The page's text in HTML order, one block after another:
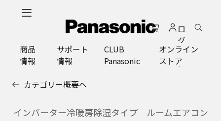
ロ
グ
イ
ン
商品
情報
サポート
情報
CLUB
Panasonic
オンライン
ストア
カテゴリー概要へ
インバーター冷暖房除湿タイプ ルームエアコン